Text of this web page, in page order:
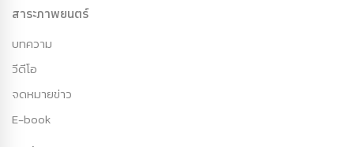
สาระภาพยนตร์
บทความ
วีดีโอ
จดหมายข่าว
E-book